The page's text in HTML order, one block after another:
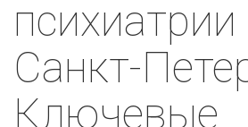
психиатрии
Санкт-
Ключевые